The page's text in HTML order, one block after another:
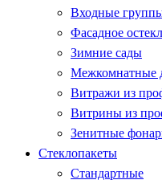
Входные
Фасадное
Зимние сады
Межкомнатные
Витражи из
Витрины из
Зенитные
Стеклопакеты
Стандартные